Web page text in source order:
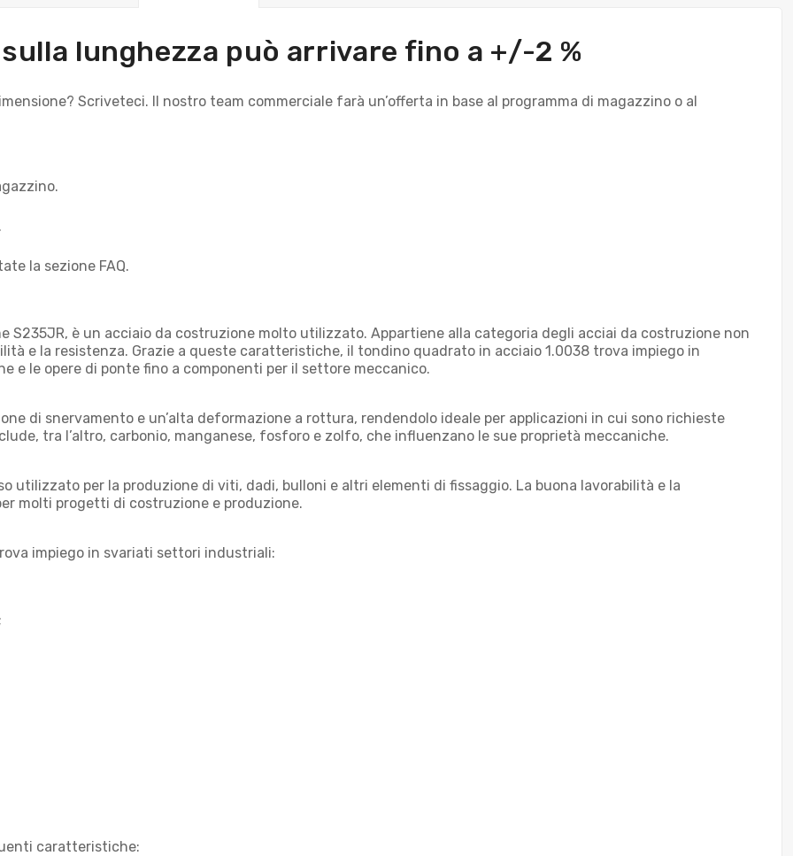
lunghezza può arrivare fino a +/-2 %
Scriveteci. Il nostro team commerciale farà un’offerta in base al programma di magazzino o al
la sezione FAQ.
S235JR, è un acciaio da costruzione molto utilizzato. Appartiene alla categoria degli acciai da costruzione non
e la resistenza. Grazie a queste caratteristiche, il tondino quadrato in acciaio 1.0038 trova impiego in
e le opere di ponte fino a componenti per il settore meccanico.
di snervamento e un’alta deformazione a rottura, rendendolo ideale per applicazioni in cui sono richieste
tra l’altro, carbonio, manganese, fosforo e zolfo, che influenzano le sue proprietà meccaniche.
utilizzato per la produzione di viti, dadi, bulloni e altri elementi di fissaggio. La buona lavorabilità e la
molti progetti di costruzione e produzione.
impiego in svariati settori industriali:
caratteristiche: